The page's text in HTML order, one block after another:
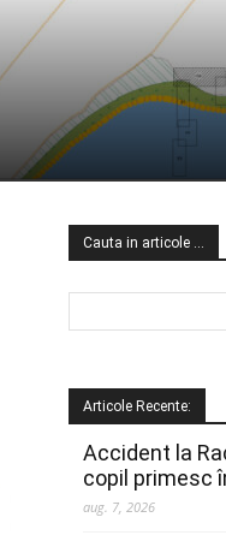
Cauta in articole …
Articole Recente:
Accident la
copil primesc
aug. 7, 2026